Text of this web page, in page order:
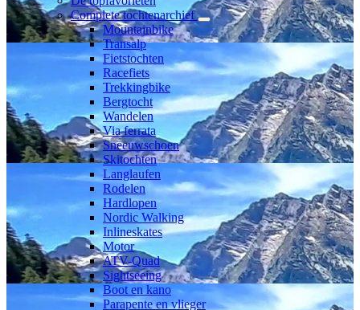
Complete tochtenarchief
Mountainbike
Transalp
Fietstochten
Racefiets
Trekkingbike
Bergtocht
Wandelen
Via ferrata
Sneeuwschoen
Skitochten
Langlaufen
Rodelen
Hardlopen
Nordic Walking
Inlineskates
Motor
ATV-Quad
Sightseeing
Boot en kano
Parapente en vlieger